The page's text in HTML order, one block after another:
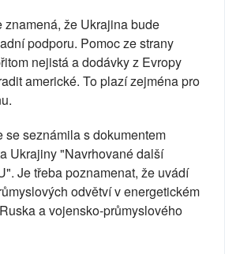
znamená, že Ukrajina bude
podporu. Pomoc ze strany
nejistá a dodávky z Evropy
americké. To plazí zejména pro
se seznámila s dokumentem
Ukrajiny "Navrhované další
Je třeba poznamenat, že uvádí
odvětví v energetickém
a vojensko-průmyslového